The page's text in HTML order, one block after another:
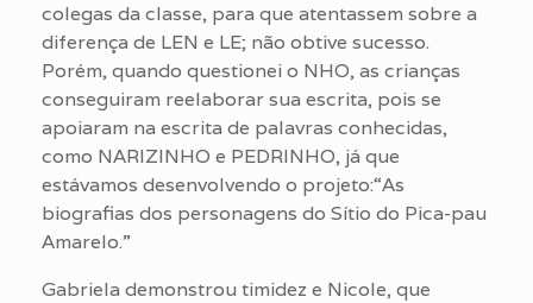
colegas da classe, para que atentassem sobre a
diferença de LEN e LE; não obtive sucesso.
Porém, quando questionei o NHO, as crianças
conseguiram reelaborar sua escrita, pois se
apoiaram na escrita de palavras conhecidas,
como NARIZINHO e PEDRINHO, já que
estávamos desenvolvendo o projeto:“As
biografias dos personagens do Sítio do Pica-pau
Amarelo.”
Gabriela demonstrou timidez e Nicole, que